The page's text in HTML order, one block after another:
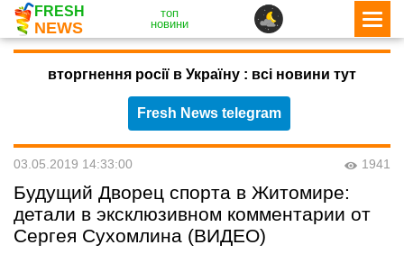
FRESH
NEWS
топ
новини
вторгнення росії в Україну : всі новини тут
Fresh News telegram
03.05.2019 14:33:00 1941
Будущий Дворец спорта в Житомире:
детали в эксклюзивном комментарии от
Сергея Сухомлина (ВИДЕО)